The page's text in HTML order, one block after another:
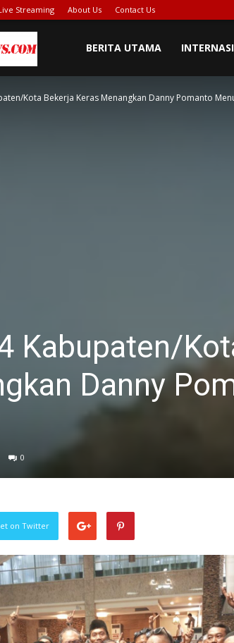
Streaming About Us Contact Us
SPIONASE-
NEWS[DOT]COM
BERITA UTAMA
Kota Bekerja Keras Menangkan Danny Pomanto
Kabupaten/
Danny
0
on Twitter